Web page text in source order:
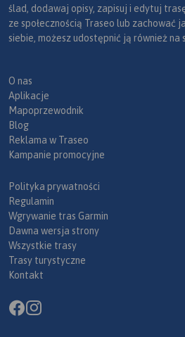
ślad, dodawaj opisy, zapisuj i edytuj
ze społecznością Traseo lub zachować
siebie, możesz udostępnić ją również na
O nas
Aplikacje
Mapoprzewodnik
Blog
Reklama w Traseo
Kampanie promocyjne
Polityka prywatności
Regulamin
Wgrywanie tras Garmin
Dawna wersja strony
Wszystkie trasy
Trasy turystyczne
Kontakt